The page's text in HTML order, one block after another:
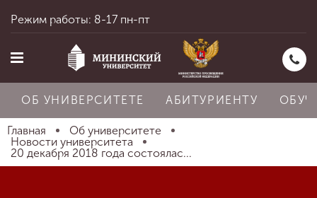
Главная
Режим работы: 8-17 пн-пт
ОБ УНИВЕРСИТЕТЕ АБИТУРИЕНТУ
Главная
Об университете
Новости университета
20 декабря 2018 года состоялас...